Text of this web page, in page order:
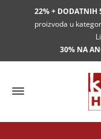
22% + DODATNIH
proizvoda u
30% NA